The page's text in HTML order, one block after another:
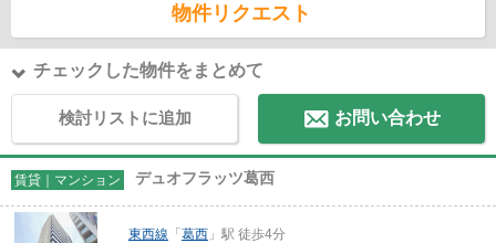
物件リクエスト
チェックした物件をまとめて
検討リストに追加 お問い合わせ
賃貸｜マンション デュオフラッツ葛西
東西線 「 葛西 」駅 徒歩4分